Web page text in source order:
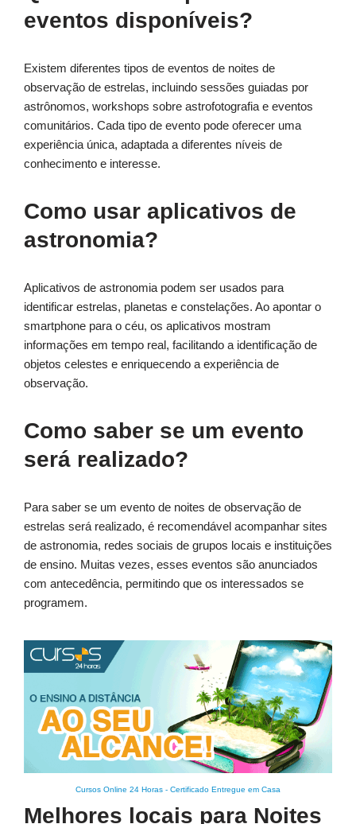
eventos disponíveis?
Existem diferentes tipos de eventos de noites de
observação de estrelas, incluindo sessões guiadas por
astrônomos, workshops sobre astrofotografia e eventos
comunitários. Cada tipo de evento pode oferecer uma
experiência única, adaptada a diferentes níveis de
conhecimento e interesse.
Como usar aplicativos de
astronomia?
Aplicativos de astronomia podem ser usados para
identificar estrelas, planetas e constelações. Ao apontar o
smartphone para o céu, os aplicativos mostram
informações em tempo real, facilitando a identificação de
objetos celestes e enriquecendo a experiência de
observação.
Como saber se um evento
será realizado?
Para saber se um evento de noites de observação de
estrelas será realizado, é recomendável acompanhar sites
de astronomia, redes sociais de grupos locais e instituições
de ensino. Muitas vezes, esses eventos são anunciados
com antecedência, permitindo que os interessados se
programem.
Cursos Online 24 Horas - Certificado Entregue em Casa
Melhores locais para Noites